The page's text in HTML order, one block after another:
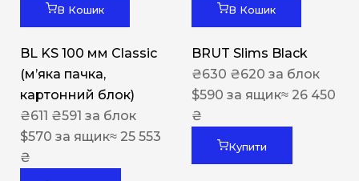
В Кошик
BL KS 100 мм Classic
(м’яка пачка,
картонний блок)
₴611 ₴591 за блок
$570 за ящик≈ 25 553
₴
В Кошик
BRUT Slims Black
₴630 ₴620 за блок
$590 за ящик≈ 26 450
₴
Купити